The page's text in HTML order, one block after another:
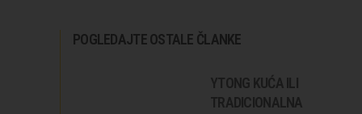
POGLEDAJTE OSTALE ČLANKE
YTONG KUĆA ILI
TRADICIONALNA